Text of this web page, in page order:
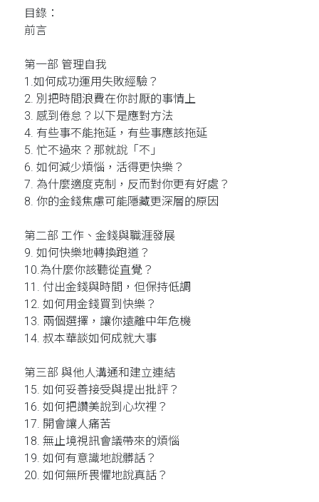
目錄：
前言
第一部 管理自我
1.如何成功運用失敗經驗？
2. 別把時間浪費在你討厭的事情上
3. 感到倦怠？以下是應對方法
4. 有些事不能拖延，有些事應該拖延
5. 忙不過來？那就說「不」
6. 如何減少煩惱，活得更快樂？
7. 為什麼適度克制，反而對你更有好處？
8. 你的金錢焦慮可能隱藏更深層的原因
第二部 工作、金錢與職涯發展
9. 如何快樂地轉換跑道？
10.為什麼你該聽從直覺？
11. 付出金錢與時間，但保持低調
12. 如何用金錢買到快樂？
13. 兩個選擇，讓你遠離中年危機
14. 叔本華談如何成就大事
第三部 與他人溝通和建立連結
15. 如何妥善接受與提出批評？
16. 如何把讚美說到心坎裡？
17. 開會讓人痛苦
18. 無止境視訊會議帶來的煩惱
19. 如何有意識地說髒話？
20. 如何無所畏懼地說真話？